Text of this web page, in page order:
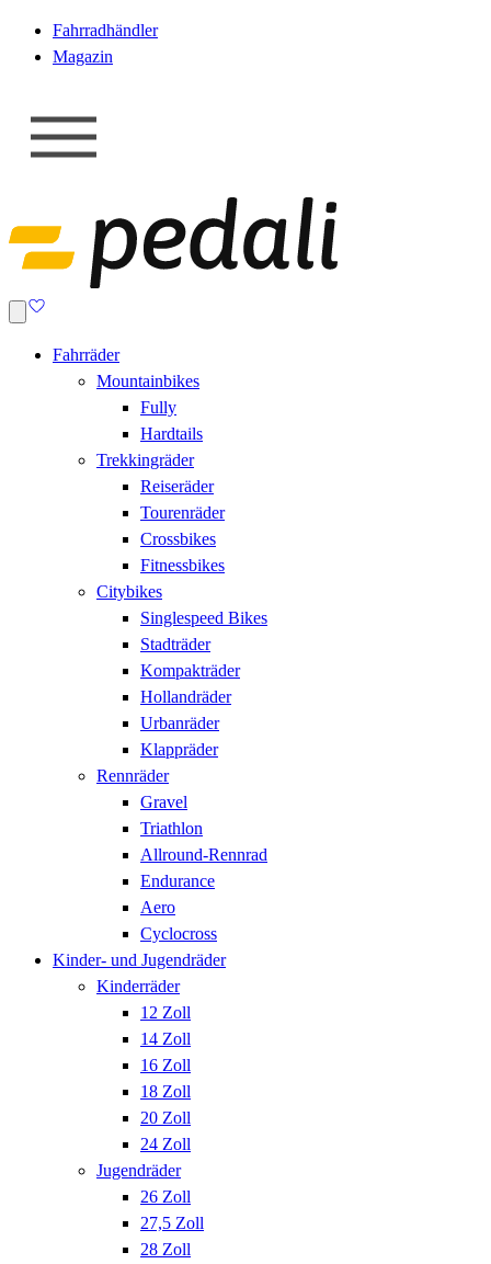
Fahrradhändler
Magazin
Fahrräder
Mountainbikes
Fully
Hardtails
Trekkingräder
Reiseräder
Tourenräder
Crossbikes
Fitnessbikes
Citybikes
Singlespeed Bikes
Stadträder
Kompakträder
Hollandräder
Urbanräder
Klappräder
Rennräder
Gravel
Triathlon
Allround-Rennrad
Endurance
Aero
Cyclocross
Kinder- und Jugendräder
Kinderräder
12 Zoll
14 Zoll
16 Zoll
18 Zoll
20 Zoll
24 Zoll
Jugendräder
26 Zoll
27,5 Zoll
28 Zoll